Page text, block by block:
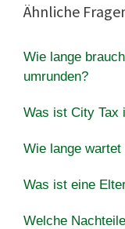
Ähnliche
Wie lange
umrunden?
Was ist City Tax
Wie lange
Was ist eine
Welche